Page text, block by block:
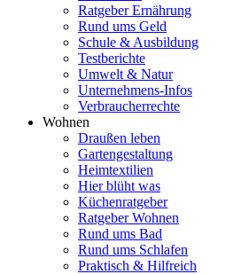
Ratgeber Ernährung
Rund ums Geld
Schule & Ausbildung
Testberichte
Umwelt & Natur
Unternehmens-Infos
Verbraucherrechte
Wohnen
Draußen leben
Gartengestaltung
Heimtextilien
Hier blüht was
Küchenratgeber
Ratgeber Wohnen
Rund ums Bad
Rund ums Schlafen
Praktisch & Hilfreich